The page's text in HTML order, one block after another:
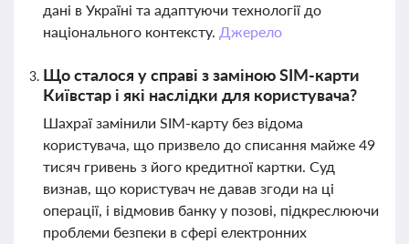
дані в Україні та адаптуючи технології до
національного контексту. Джерело
Що сталося у справі з заміною SIM-карти
Київстар і які наслідки для користувача?
Шахраї замінили SIM-карту без відома
користувача, що призвело до списання майже 49
тисяч гривень з його кредитної картки. Суд
визнав, що користувач не давав згоди на ці
операції, і відмовив банку у позові, підкреслюючи
проблеми безпеки в сфері електронних